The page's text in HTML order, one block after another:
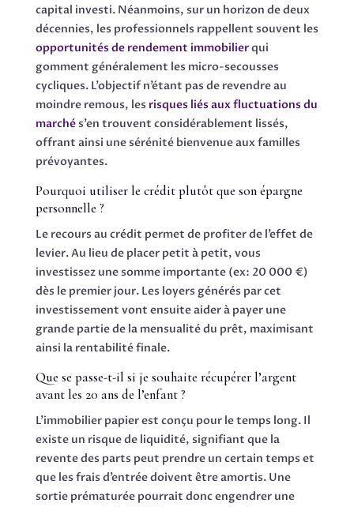
capital investi. Néanmoins, sur un horizon de deux
décennies, les professionnels rappellent souvent les
opportunités de rendement immobilierqui
gomment généralement les micro-secousses
cycliques. L’objectif n’étant pas de revendre au
moindre remous, les risques liés aux fluctuations du
marchés’en trouvent considérablement lissés,
offrant ainsi une sérénité bienvenue aux familles
prévoyantes.
Pourquoi utiliser le crédit plutôt que son épargne
personnelle ?
Le recours au crédit permet de profiter de l’effet de
levier. Au lieu de placer petit à petit, vous
investissez une somme importante (ex: 20 000 €)
dès le premier jour. Les loyers générés par cet
investissement vont ensuite aider à payer une
grande partie de la mensualité du prêt, maximisant
ainsi la rentabilité finale.
Que se passe-t-il si je souhaite récupérer l’argent
avant les 20 ans de l’enfant ?
L’immobilier papier est conçu pour le temps long. Il
existe un risque de liquidité, signifiant que la
revente des parts peut prendre un certain temps et
que les frais d’entrée doivent être amortis. Une
sortie prématurée pourrait donc engendrer une